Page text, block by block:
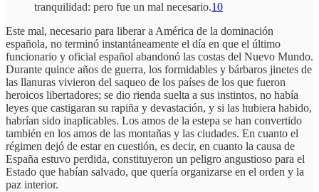
tranquilidad: pero fue un mal necesario.10
Este mal, necesario para liberar a América de la dominación
española, no terminó instantáneamente el día en que el último
funcionario y oficial español abandonó las costas del Nuevo Mundo.
Durante quince años de guerra, los formidables y bárbaros jinetes de
las llanuras vivieron del saqueo de los países de los que fueron
heroicos libertadores; se dio rienda suelta a sus instintos, no había
leyes que castigaran su rapiña y devastación, y si las hubiera habido,
habrían sido inaplicables. Los amos de la estepa se han convertido
también en los amos de las montañas y las ciudades. En cuanto el
régimen dejó de estar en cuestión, es decir, en cuanto la causa de
España estuvo perdida, constituyeron un peligro angustioso para el
Estado que habían salvado, que quería organizarse en el orden y la
paz interior.